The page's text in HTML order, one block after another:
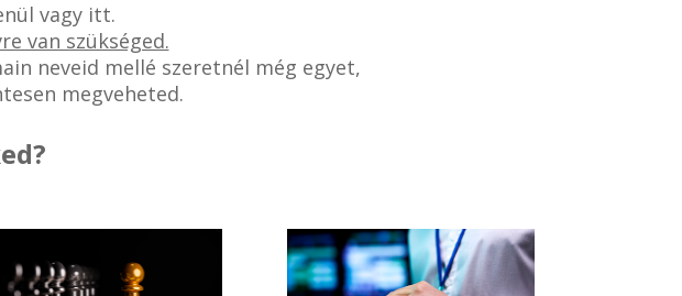
vagy itt.
van szükséged.
neveid mellé szeretnél még egyet,
megveheted.